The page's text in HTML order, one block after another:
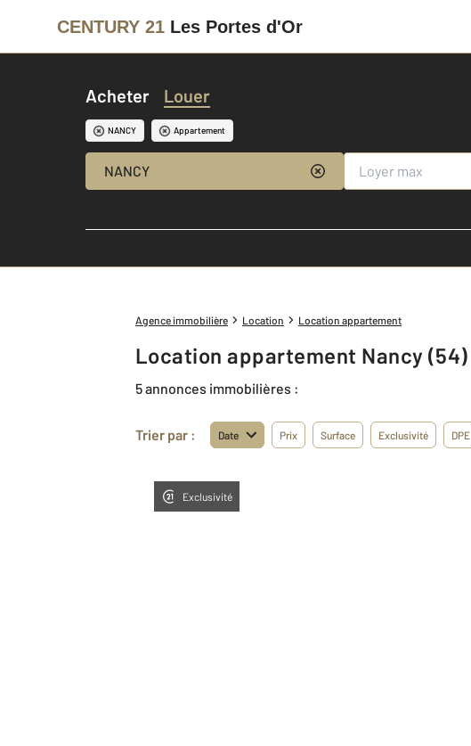
CENTURY 21 Les Portes d'Or
Acheter Louer
NANCY Appartement
NANCY
Agence immobilière Location Location appartement
Location appartement Nancy (54)
5 annonces immobilières :
Trier par : Date Prix Surface Exclusivité DPE
Exclusivité